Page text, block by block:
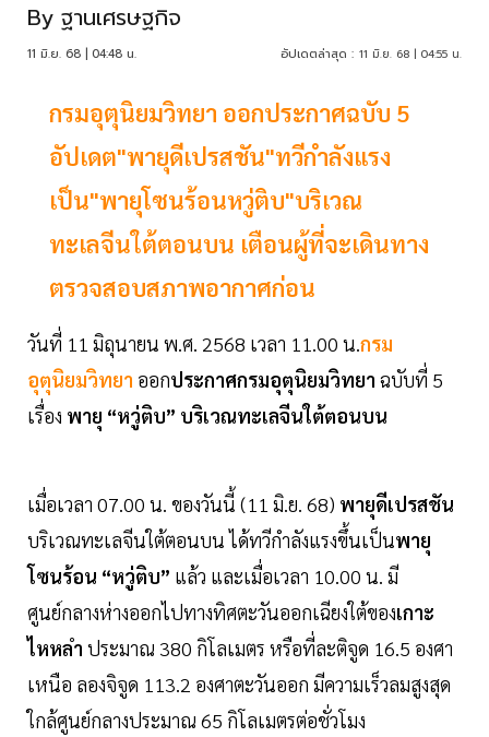
By ฐานเศรษฐกิจ
11 มิ.ย. 68 | 04:48 น. อัปเดตล่าสุด : 11 มิ.ย. 68 | 04:55 น.
กรมอุตุนิยมวิทยา ออกประกาศฉบับ 5
อัปเดต"พายุดีเปรสชัน"ทวีกำลังแรง
เป็น"พายุโซนร้อนหวู่ติบ"บริเวณ
ทะเลจีนใต้ตอนบน เตือนผู้ที่จะเดินทาง
ตรวจสอบสภาพอากาศก่อน
วันที่ 11 มิถุนายน พ.ศ. 2568 เวลา 11.00 น.กรม
อุตุนิยมวิทยา ออกประกาศกรมอุตุนิยมวิทยา ฉบับที่ 5
เรื่อง พายุ “หวู่ติบ” บริเวณทะเลจีนใต้ตอนบน
เมื่อเวลา 07.00 น. ของวันนี้ (11 มิ.ย. 68) พายุดีเปรสชัน
บริเวณทะเลจีนใต้ตอนบน ได้ทวีกำลังแรงขึ้นเป็นพายุ
โซนร้อน “หวู่ติบ” แล้ว และเมื่อเวลา 10.00 น. มี
ศูนย์กลางห่างออกไปทางทิศตะวันออกเฉียงใต้ของเกาะ
ไหหลำ ประมาณ 380 กิโลเมตร หรือที่ละติจูด 16.5 องศา
เหนือ ลองจิจูด 113.2 องศาตะวันออก มีความเร็วลมสูงสุด
ใกล้ศูนย์กลางประมาณ 65 กิโลเมตรต่อชั่วโมง